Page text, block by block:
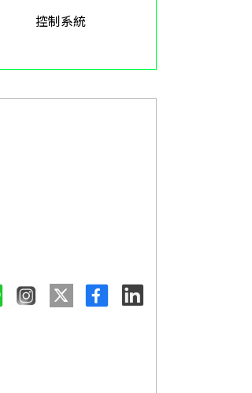
控制系統